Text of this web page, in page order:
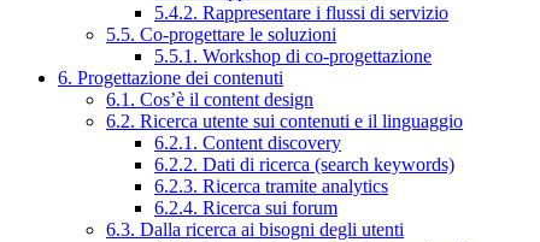
5.4.2. Rappresentare i flussi di servizio
5.5. Co-progettare le soluzioni
5.5.1. Workshop di co-progettazione
6. Progettazione dei contenuti
6.1. Cos’è il content design
6.2. Ricerca utente sui contenuti e il linguaggio
6.2.1. Content discovery
6.2.2. Dati di ricerca (search keywords)
6.2.3. Ricerca tramite analytics
6.2.4. Ricerca sui forum
6.3. Dalla ricerca ai bisogni degli utenti